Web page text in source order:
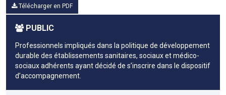
Télécharger en PDF
PUBLIC
Professionnels impliqués dans la politique de développement
durable des établissements sanitaires, sociaux et médico-
sociaux adhérents ayant décidé de s’inscrire dans le dispositif
d’accompagnement.